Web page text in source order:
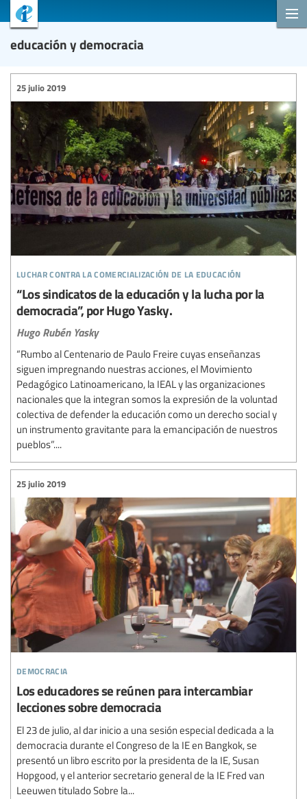
educación y democracia
luchar contra la comercialización de la educación
25 julio 2019
“Los sindicatos de la educación y la lucha por la
democracia”, por Hugo Yasky.
Hugo Rubén Yasky
“Rumbo al Centenario de Paulo Freire cuyas enseñanzas
siguen impregnando nuestras acciones, el Movimiento
Pedagógico Latinoamericano, la IEAL y las organizaciones
nacionales que la integran somos la expresión de la voluntad
colectiva de defender la educación como un derecho social y
un instrumento gravitante para la emancipación de nuestros
pueblos”....
democracia
25 julio 2019
Los educadores se reúnen para intercambiar
lecciones sobre democracia
El 23 de julio, al dar inicio a una sesión especial dedicada a la
democracia durante el Congreso de la IE en Bangkok, se
presentó un libro escrito por la presidenta de la IE, Susan
Hopgood, y el anterior secretario general de la IE Fred van
Leeuwen titulado Sobre la...